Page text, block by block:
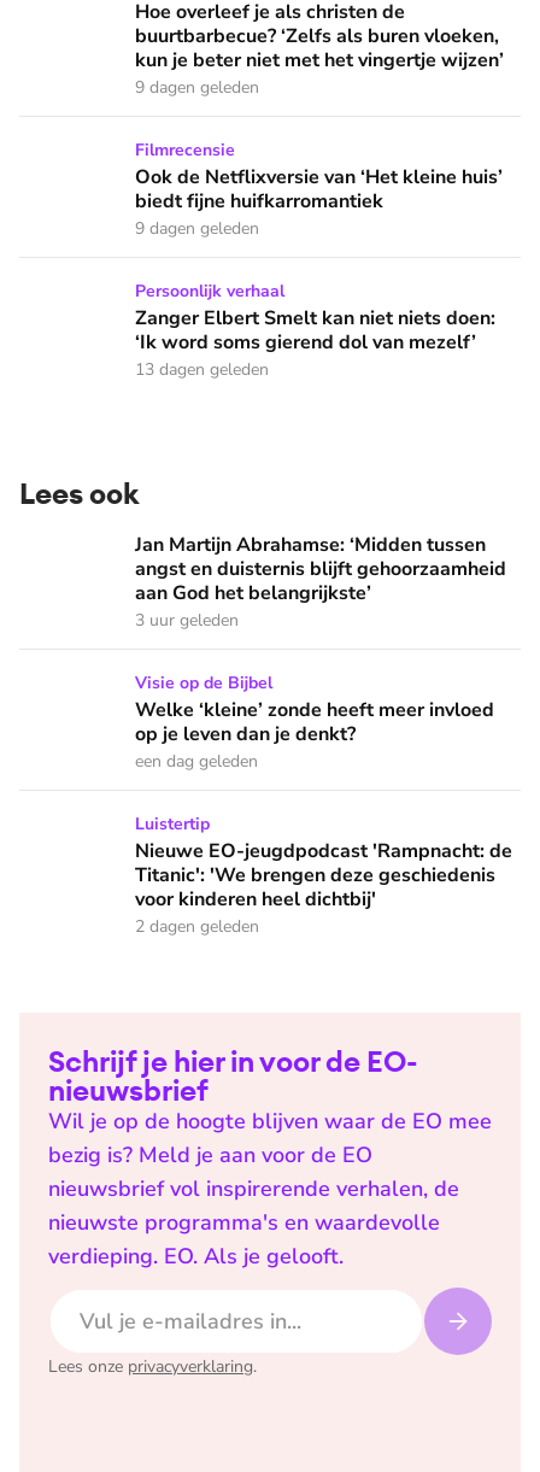
Hoe overleef je als christen de buurtbarbecue? ‘Zelfs als
Hoe overleef je als christen de
buurtbarbecue? ‘Zelfs als buren vloeken,
kun je beter niet met het vingertje wijzen’
9 dagen geleden
Ook de Netflixversie van ‘Het kleine huis’ biedt fijne
Filmrecensie
Ook de Netflixversie van ‘Het kleine huis’
biedt fijne huifkarromantiek
9 dagen geleden
Zanger Elbert Smelt kan niet niets doen: ‘Ik word soms
Persoonlijk verhaal
Zanger Elbert Smelt kan niet niets doen:
‘Ik word soms gierend dol van mezelf’
13 dagen geleden
Lees ook
Jan Martijn Abrahamse: ‘Midden tussen angst en
Jan Martijn Abrahamse: ‘Midden tussen
angst en duisternis blijft gehoorzaamheid
aan God het belangrijkste’
3 uur geleden
Welke ‘kleine’ zonde heeft meer invloed op je leven dan je
Visie op de Bijbel
Welke ‘kleine’ zonde heeft meer invloed
op je leven dan je denkt?
een dag geleden
Nieuwe EO-jeugdpodcast 'Rampnacht: de Titanic': 'We
Luistertip
Nieuwe EO-jeugdpodcast 'Rampnacht: de
Titanic': 'We brengen deze geschiedenis
voor kinderen heel dichtbij'
2 dagen geleden
Schrijf je hier in voor de EO-
nieuwsbrief
Wil je op de hoogte blijven waar de EO mee
bezig is? Meld je aan voor de EO
nieuwsbrief vol inspirerende verhalen, de
nieuwste programma's en waardevolle
verdieping. EO. Als je gelooft.
Lees onze privacyverklaring.